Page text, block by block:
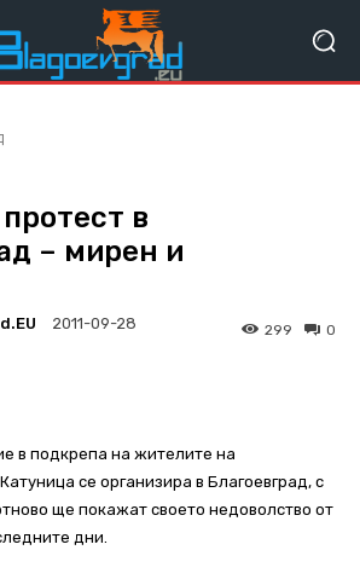
в
– мирен и
2011-09-28 0
299
в подкрепа на жителите на
се организира в Благоевград, с
ще покажат своето недоволство от
дни.